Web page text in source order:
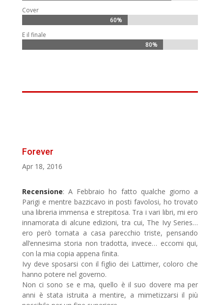
Cover
60%
60%
E il finale
80%
80%
Forever
Apr 18, 2016
Recensione: A Febbraio ho fatto qualche giorno a
Parigi e mentre bazzicavo in posti favolosi, ho trovato
una libreria immensa e strepitosa. Tra i vari libri, mi ero
innamorata di alcune edizioni, tra cui, The Ivy Series…
ero però tornata a casa parecchio triste, pensando
all’ennesima storia non tradotta, invece… eccomi qui,
con la mia copia appena finita.
Ivy deve sposarsi con il figlio dei Lattimer, coloro che
hanno potere nel governo.
Non ci sono se e ma, quello è il suo dovere ma per
anni è stata istruita a mentire, a mimetizzarsi il più